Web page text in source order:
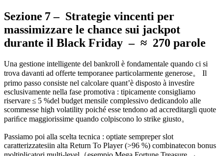
Sezione 7 – Strategie vincenti per
massimizzare le chance sui jackpot
durante il Black Friday – ≈ 270 parole
Una gestione intelligente del bankroll è fondamentale quando ci si
trova davanti ad offerte temporanee particolarmente generose。 Il
primo passo consiste nel calcolare quant’è disposto à investìre
esclusivamente nella fase promotiva : tipicamente consigliamo
riservarе ≤ 5 %del budget mensile complessivo dedicandolo alle
scommesse high volatility poiché esse tendono ad accreditargli quote
pariﬁce maggiorissime quando colpiscono lo strike giusto。
Passiamo poi alla scelta tecnica : optiate sempreper slot
caratterizzatesiin alta Return To Player (>96 %) combinatecon bonus